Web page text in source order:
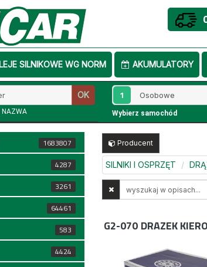
SILNIKOWE WG NORM AKUMULATORY
OK
NAZWA
1
Wybierz samochód
Producent
SILNIKI I OSPRZĘT
G2-070 DRAZEK
1683807
4287
3261
64461
583
4424